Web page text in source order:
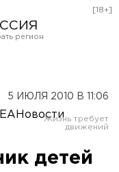
[18+]
5 ИЮЛЯ 2010 В 11:06
ЕАНовости
детей